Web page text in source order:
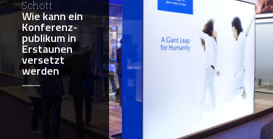
Schott
Wie kann ein
Konferenz-
publikum in
Erstaunen
versetzt
werden